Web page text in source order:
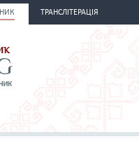
ТРАНСЛІТЕРАЦІЯ